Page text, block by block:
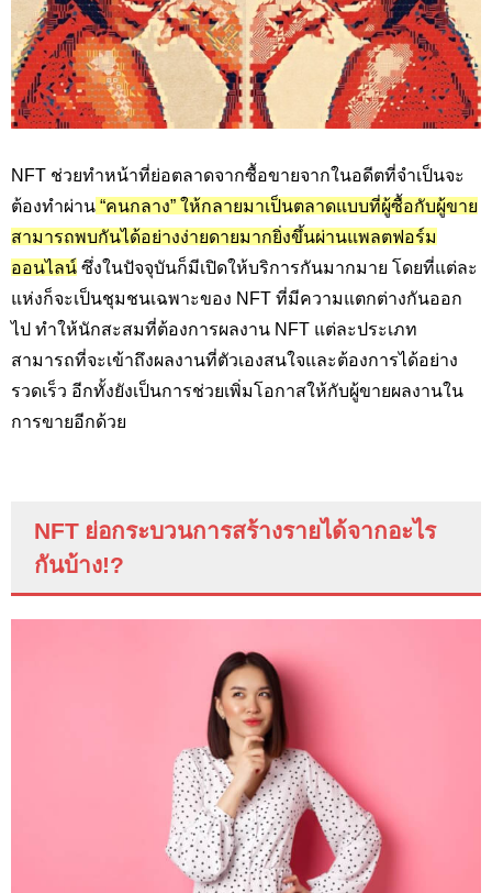
NFT ช่วยทำหน้าที่ย่อตลาดจากซื้อขายจากในอดีตที่จำเป็นจะ
ต้องทำผ่าน “คนกลาง” ให้กลายมาเป็นตลาดแบบที่ผู้ซื้อกับผู้ขาย
สามารถพบกันได้อย่างง่ายดายมากยิ่งขึ้นผ่านแพลตฟอร์ม
ออนไลน์ ซึ่งในปัจจุบันก็มีเปิดให้บริการกันมากมาย โดยที่แต่ละ
แห่งก็จะเป็นชุมชนเฉพาะของ NFT ที่มีความแตกต่างกันออก
ไป ทำให้นักสะสมที่ต้องการผลงาน NFT แต่ละประเภท
สามารถที่จะเข้าถึงผลงานที่ตัวเองสนใจและต้องการได้อย่าง
รวดเร็ว อีกทั้งยังเป็นการช่วยเพิ่มโอกาสให้กับผู้ขายผลงานใน
การขายอีกด้วย
NFT ย่อกระบวนการสร้างรายได้จากอะไร
กันบ้าง!?